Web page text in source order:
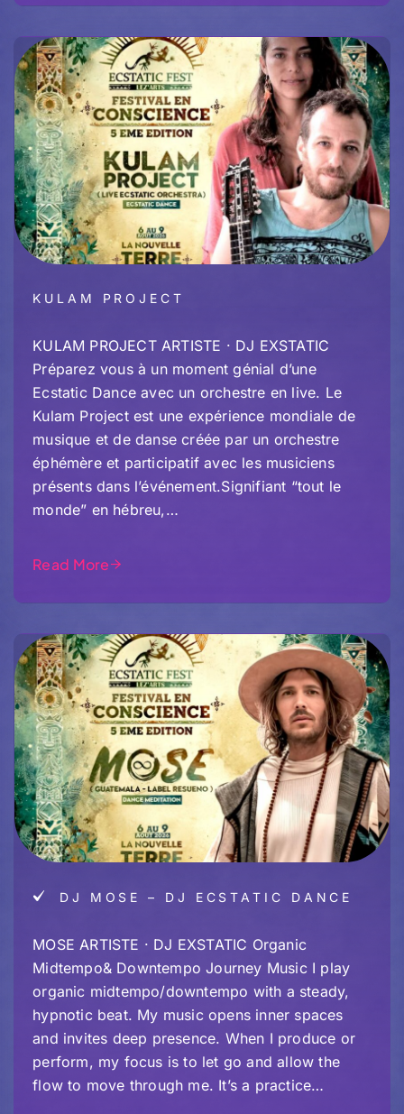
KULAM PROJECT
KULAM PROJECT ARTISTE · DJ EXSTATIC
Préparez vous à un moment génial d’une
Ecstatic Dance avec un orchestre en live. Le
Kulam Project est une expérience mondiale de
musique et de danse créée par un orchestre
éphémère et participatif avec les musiciens
présents dans l’événement.Signifiant “tout le
monde” en hébreu,…
Read More
DJ MOSE – DJ ECSTATIC DANCE
MOSE ARTISTE · DJ EXSTATIC Organic
Midtempo& Downtempo Journey Music I play
organic midtempo/downtempo with a steady,
hypnotic beat. My music opens inner spaces
and invites deep presence. When I produce or
perform, my focus is to let go and allow the
flow to move through me. It’s a practice…